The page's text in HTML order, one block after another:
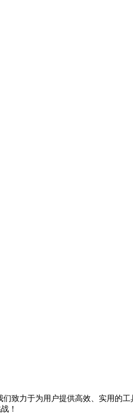
致力于为用户提供高效、实用的
！